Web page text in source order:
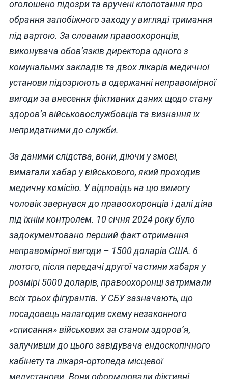
оголошено підозри та вручені клопотання про
обрання запобіжного заходу у вигляді тримання
під вартою. За словами правоохоронців,
виконувача обов’язків директора одного з
комунальних закладів та двох лікарів медичної
установи підозрюють в одержанні неправомірної
вигоди за внесення фіктивних даних щодо стану
здоров’я військовослужбовців та визнання їх
непридатними до служби.
За даними слідства, вони, діючи у змові,
вимагали хабар у військового, який проходив
медичну комісію. У відповідь на цю вимогу
чоловік звернувся до правоохоронців і далі діяв
під їхнім контролем. 10 січня 2024 року було
задокументовано перший факт отримання
неправомірної вигоди – 1500 доларів США. 6
лютого, після передачі другої частини хабаря у
розмірі 5000 доларів, правоохоронці затримали
всіх трьох фігурантів. У СБУ зазначають, що
посадовець налагодив схему незаконного
«списання» військових за станом здоров’я,
залучивши до цього завідувача ендоскопічного
кабінету та лікаря-ортопеда місцевої
медустанови. Вони оформлювали фіктивні